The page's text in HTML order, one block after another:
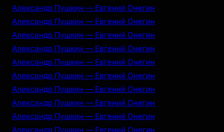
Александр Пушкин — Евгений Онегин
Александр Пушкин — Евгений Онегин
Александр Пушкин — Евгений Онегин
Александр Пушкин — Евгений Онегин
Александр Пушкин — Евгений Онегин
Александр Пушкин — Евгений Онегин
Александр Пушкин — Евгений Онегин
Александр Пушкин — Евгений Онегин
Александр Пушкин — Евгений Онегин
Александр Пушкин — Евгений Онегин